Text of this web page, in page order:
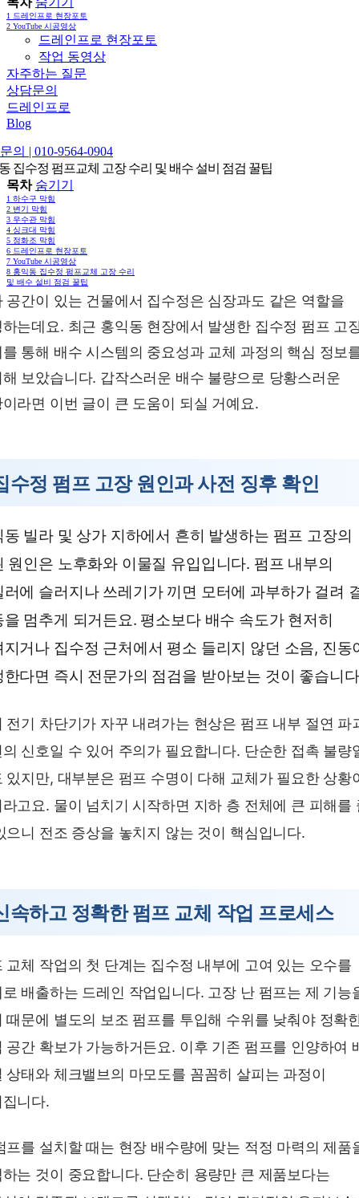
1 드레인프로 현장포토
2 YouTube 시공영상
드레인프로 현장포토
작업 동영상
자주하는 질문
상담문의
드레인프로
Blog
의 | 010-9564-0904
집수정 펌프교체 고장 수리 및 배수 설비 점검 꿀팁
목차 숨기기
1 하수구 막힘
2 변기 막힘
3 우수관 막힘
4 싱크대 막힘
5 정화조 막힘
6 드레인프로 현장포토
7 YouTube 시공영상
8 홍익동 집수정 펌프교체 고장 수리
및 배수 설비 점검 꿀팁
공간이 있는 건물에서 집수정은 심장과도 같은 역할을
는데요. 최근 홍익동 현장에서 발생한 집수정 펌프 고
통해 배수 시스템의 중요성과 교체 과정의 핵심 정보
보았습니다. 갑작스러운 배수 불량으로 당황스러운
라면 이번 글이 큰 도움이 되실 거예요.
수정 펌프 고장 원인과 사전 징후 확인
동 빌라 및 상가 지하에서 흔히 발생하는 펌프 고장의
원인은 노후화와 이물질 유입입니다. 펌프 내부의
러에 슬러지나 쓰레기가 끼면 모터에 과부하가 걸려
을 멈추게 되거든요. 평소보다 배수 속도가 현저히
지거나 집수정 근처에서 평소 들리지 않던 소음, 진동
한다면 즉시 전문가의 점검을 받아보는 것이 좋습니
전기 차단기가 자꾸 내려가는 현상은 펌프 내부 절연 파
신호일 수 있어 주의가 필요합니다. 단순한 접촉 불량
있지만, 대부분은 펌프 수명이 다해 교체가 필요한 상황
고요. 물이 넘치기 시작하면 지하 층 전체에 큰 피해를
으니 전조 증상을 놓치지 않는 것이 핵심입니다.
속하고 정확한 펌프 교체 작업 프로세스
교체 작업의 첫 단계는 집수정 내부에 고여 있는 오수를
배출하는 드레인 작업입니다. 고장 난 펌프는 제 기능
때문에 별도의 보조 펌프를 투입해 수위를 낮춰야 정확
공간 확보가 가능하거든요. 이후 기존 펌프를 인양하여
상태와 체크밸브의 마모도를 꼼꼼히 살피는 과정이
니다.
프를 설치할 때는 현장 배수량에 맞는 적정 마력의 제품
는 것이 중요합니다. 단순히 용량만 큰 제품보다는